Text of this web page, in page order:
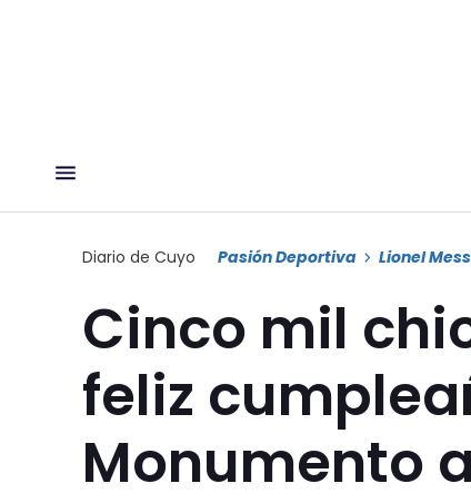
Diario de Cuyo Pasión Deportiva Lionel
Cinco mil
feliz
Monumento